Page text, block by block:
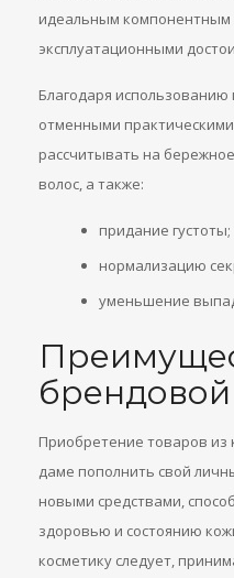
идеальным компонентным
эксплуатационными
Благодаря
отменными
рассчитывать на
волос, а также:
придание густоты;
нормализацию
уменьшение
Приобретение товаров из
даме пополнить свой
новыми средствами,
здоровью и состоянию
косметику следует,